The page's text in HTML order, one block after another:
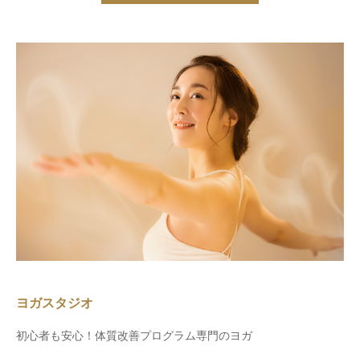
ヨガスタジオ
初心者も安心！体質改善プログラム専門のヨガ